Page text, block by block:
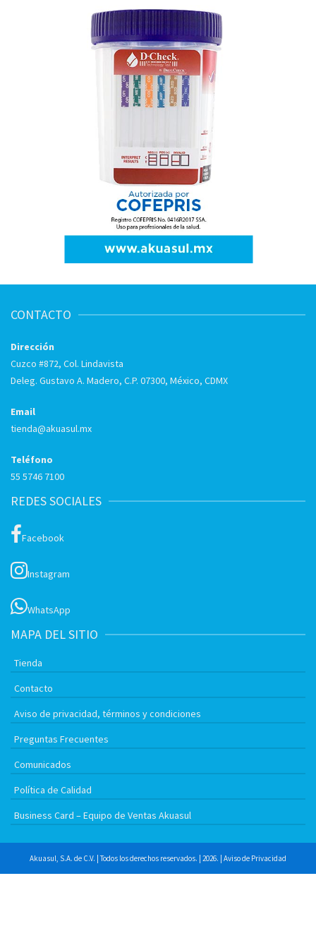
CONTACTO
Dirección
Cuzco #872, Col. Lindavista
Deleg. Gustavo A. Madero, C.P. 07300, México, CDMX
Email
tienda@akuasul.mx
Teléfono
55 5746 7100
REDES SOCIALES
Facebook
Instagram
WhatsApp
MAPA DEL SITIO
Tienda
Contacto
Aviso de privacidad, términos y condiciones
Preguntas Frecuentes
Comunicados
Política de Calidad
Business Card – Equipo de Ventas Akuasul
Akuasul, S.A. de C.V. | Todos los derechos reservados. | 2026. | Aviso de Privacidad